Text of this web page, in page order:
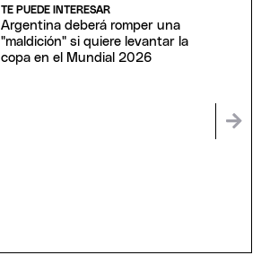
TE PUEDE INTERESAR
Argentina deberá romper una
"maldición" si quiere levantar la
copa en el Mundial 2026